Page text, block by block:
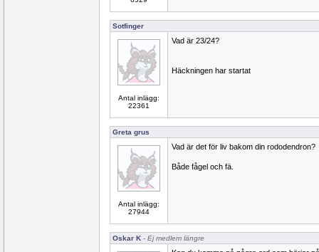
Sotfinger
Antal inlägg:
22361
Vad är 23/24?
Häckningen har startat
Greta grus
Antal inlägg:
27944
Vad är det för liv bakom din rododendron?
Både fågel och fä.
Oskar K - Ej medlem längre